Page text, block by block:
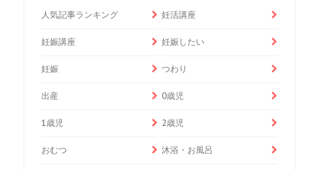
人気記事ランキング 妊活講座
妊娠講座 妊娠したい
妊娠 つわり
出産 0歳児
1歳児 2歳児
おむつ 沐浴・お風呂